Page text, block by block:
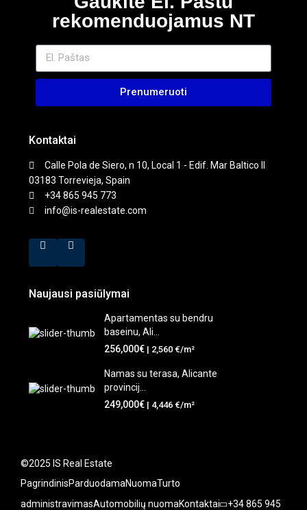
rekomenduojamus NT
Prenumeruoti
Kontaktai
Calle Pola de Siero, n 10, Local 1 - Edif. Mar Baltico II
03183 Torrevieja, Spain
+34 865 945 773
info@is-realestate.com
Naujausi pasiūlymai
Apartamentas su bendru
baseinu, Ali...
256,000€ | 2,560 €/m²
Namas su terasa, Alicante
provincij...
249,000€ | 4,446 €/m²
©2025 IS Real Estate
PagrindinisParduodamaNuomaTurto
administravimasAutomobilių nuomaKontaktai +34 865 945